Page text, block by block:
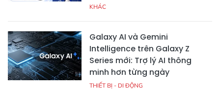
KHÁC
Galaxy AI và Gemini
Intelligence trên Galaxy Z
Series mới: Trợ lý AI thông
minh hơn từng ngày
THIẾT BỊ - DI ĐỘNG